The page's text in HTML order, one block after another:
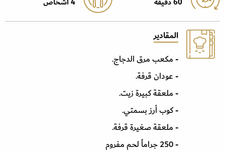
المقادير
- مكعب مرق الدجاج.
- عودان قرفة.
- ملعقة كبيرة زيت.
- كوب أرز بسمتي.
- ملعقة صغيرة قرفة.
- 250 جراماُ لحم مفروم